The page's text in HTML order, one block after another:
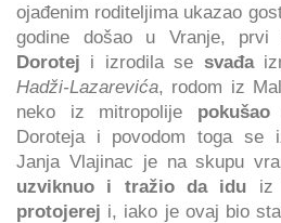
ojađenim roditeljima ukazao
godine došao u Vranje, prvi
Dorotej i izrodila se svađa
Hadži-Lazarevića, rodom iz
neko iz mitropolije
Doroteja i povodom toga se
Janja Vlajinac je na skupu
uzviknuo i tražio da idu iz
protojerej i, iako je ovaj bio